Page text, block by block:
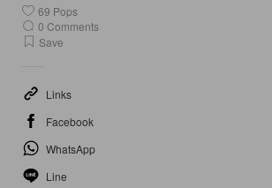
69 Pops
0 Comments
Save
Links
Facebook
WhatsApp
Line